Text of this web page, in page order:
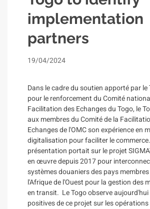
implementation
partners
19/04/2024
Dans le cadre du soutien apporté par le
pour le renforcement du Comité
Facilitation des Echanges du Togo, le
aux membres du Comité de la
Echanges de l'OMC son expérience en
digitalisation pour faciliter le
présentation portait sur le projet
en œuvre depuis 2017 pour
systèmes douaniers des pays
l'Afrique de l'Ouest pour la gestion des
en transit. Le Togo observe aujourd'hui
positives de ce projet sur les